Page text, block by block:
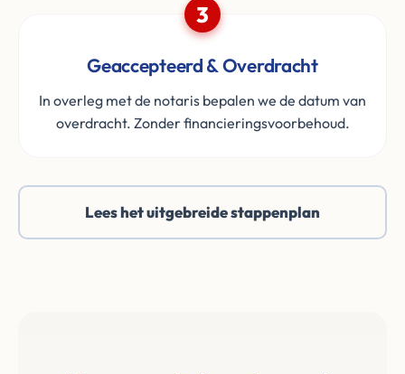
3
Geaccepteerd & Overdracht
In overleg met de notaris bepalen we de datum van
overdracht. Zonder financieringsvoorbehoud.
Lees het uitgebreide stappenplan